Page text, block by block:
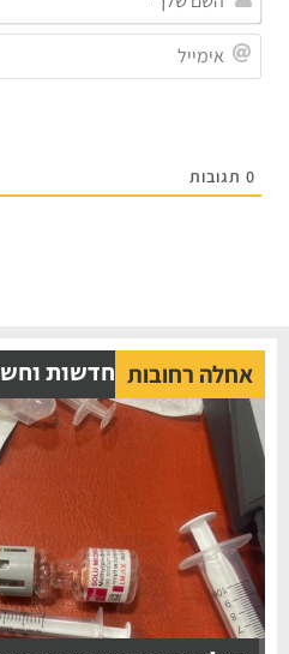
0תגובות
אחלה רחובות חדשות